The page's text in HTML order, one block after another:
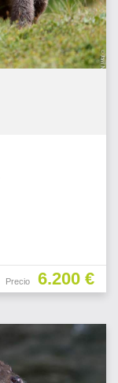
Precio 6.200 €